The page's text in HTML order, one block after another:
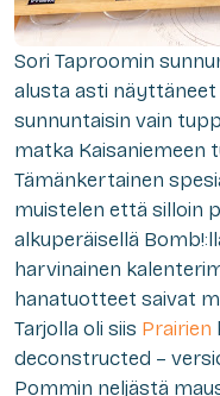
Sori Taproomin
alusta asti
sunnuntaisin vain
matka Kaisaniemeen
Tämänkertainen
muistelen että silloin
alkuperäisellä
harvinainen
hanatuotteet saivat
Tarjolla oli siis Prairien
deconstructed –
Pommin neljästä